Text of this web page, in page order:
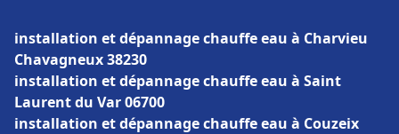
installation et dépannage chauffe eau à Charvieu
Chavagneux 38230
installation et dépannage chauffe eau à Saint
Laurent du Var 06700
installation et dépannage chauffe eau à Couzeix